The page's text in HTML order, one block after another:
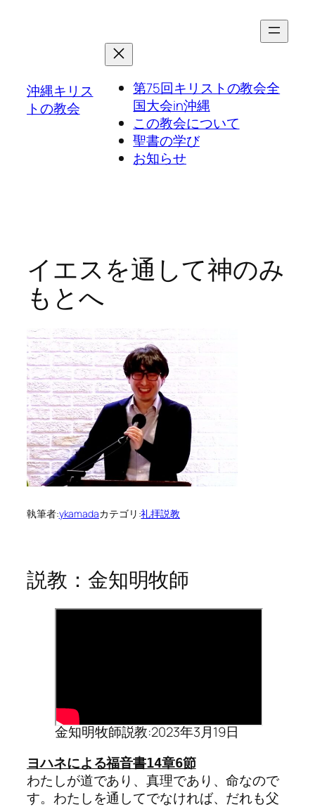
沖縄キリス
トの教会
第75回キリストの教会全
国大会in沖縄
この教会について
聖書の学び
お知らせ
イエスを通して神のみ
もとへ
執筆者:ykamadaカテゴリ:礼拝説教
説教：金知明牧師
金知明牧師説教:2023年3月19日
ヨハネによる福音書14章6節
わたしが道であり、真理であり、命なので
す。わたしを通してでなければ、だれも父